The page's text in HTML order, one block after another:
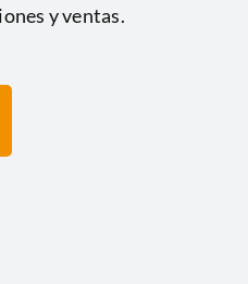
y ventas.